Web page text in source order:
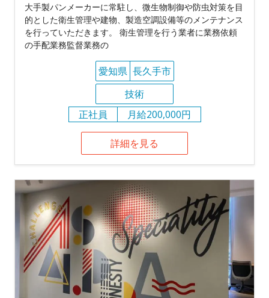
大手製パンメーカーに常駐し、微生物制御や防虫対策を目
的とした衛生管理や建物、製造空調設備等のメンテナンス
を行っていただきます。 衛生管理を行う業者に業務依頼
の手配業務監督業務の
愛知県 長久手市
技術
正社員
月給200,000円
詳細を見る